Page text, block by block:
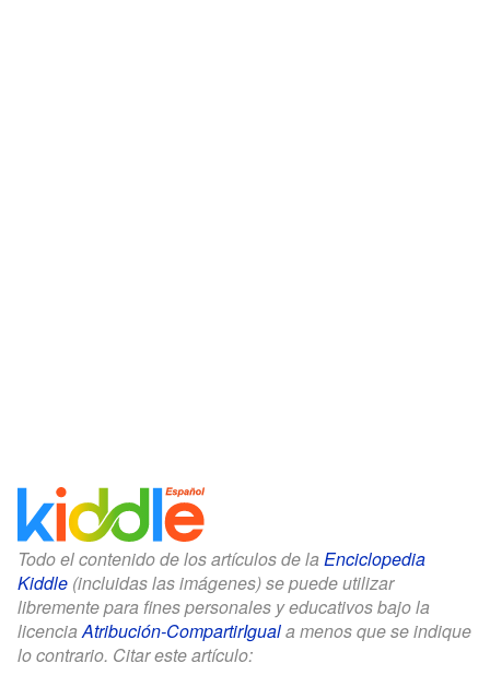
Todo el contenido de los artículos de la Enciclopedia
Kiddle (incluidas las imágenes) se puede utilizar
libremente para fines personales y educativos bajo la
licenciaAtribución-CompartirIguala menos que se indique
lo contrario. Citar este artículo: